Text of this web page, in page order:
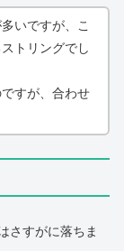
いですが、こ
トリングでし
すが、合わせ
さすがに落ちま